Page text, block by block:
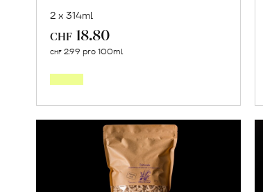
2 x 314ml
CHF 18.80
CHF 2.99 pro 100ml